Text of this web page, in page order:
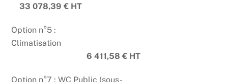
33 078,39 € HT
Option n°5 :
Climatisation
6 411,58 € HT
Option n°7 : WC Public (sous-